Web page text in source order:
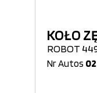
KOŁO
ROBOT
Nr Autos